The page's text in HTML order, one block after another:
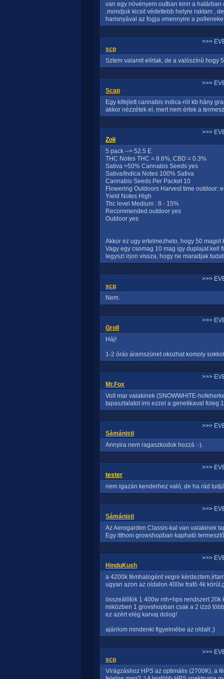
van egy növényem outban kinn a
.mondjuk kicsit védettebb helyre raktam ,
harisnyával az fogja vmennyire a
>>>
scp
Sztem valamit elírtak, de a valószínû hogy
>>>
Scap
Egy kifejlett cannabis indica-ról kb hány
akkor nézzétek el, mert nem értek a
>>>
Zoli
5 pack --> 52.5 E
THC Notes THC = 8.6%, CBD = 0.3%
Sativa >50% Cannabis Seeds yes
Sativa/Indica Notes 100% Sativa
Cannabis Seeds Per Packet 10
Flowering Outdoors Harvest time outdoor:
Yield Notes High
Thc level Medium : 8 - 15%
Recommended outdoor yes
Outdoor yes
Akkor ez ugy ertelmezheto, hogy 50 magot
Vagy egy csomag 10 mag igy duplajat kell
legyszi irjon vissza, hogy ne maradjak
>>>
scp
Nem.
>>>
Groll
Háj!
1-2 órás áramszünet okozhat komoly
>>>
Mr.Fox
Volt mar valakinek (SNOWWHITE-
tapasztalatot irni ezzel a genetikaval foleg
>>>
Sámánisti
Annyira nem ragaszkodok hozzá :-).
>>>
tester
nem igazán kenderhez való, de ha rád
>>>
Sámánisti
Az Aerogarden Classis-kal van valakinek
Egy itthoni growshopban kapható
>>>
HinduKush
a 4200k fémhalogént vegre
ugyan azon az oldalon 400w trafó 4k
összeállítók 1 400w mh+hps rendszert 20k
miközben 1 grovshopban csak a 2 izzó
ez azért elég karvaj dolog!
ajánlom mindenki figyelmébe az oldalt ;)
>>>
scp
Virágzáshoz HPS az optimális (2700K), a